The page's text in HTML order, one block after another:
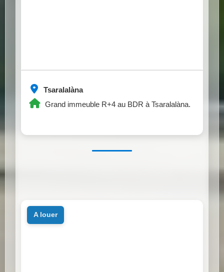
Tsaralalàna
Grand immeuble R+4 au BDR à Tsaralalàna.
a louer